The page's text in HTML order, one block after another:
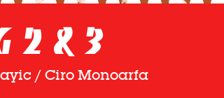
& 3
/ Ciro Monoarfa